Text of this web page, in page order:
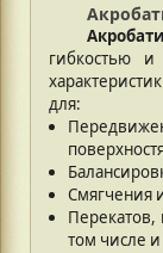
гибкостью
для:
Смягчения
Перекатов,
том числе